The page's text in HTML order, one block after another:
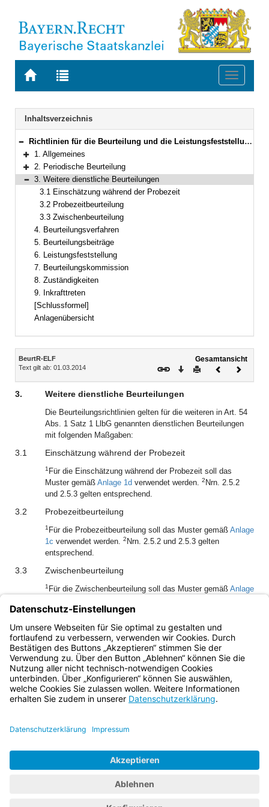
Zur
BAYERN.RECHT
Zur
letzten
Suche
Toggle
Navigation
Inhaltsverzeichnis
Bereich reduzieren
Richtlinien für die Beurteilung und die Leistungsfeststellung der Beamtinnen und Beamten im Geschäftsbereich des Bayerischen Staatsministeriums für Ernährung, Landwirtschaft und Forsten
Bereich erweitern
1. Allgemeines
Bereich erweitern
2. Periodische Beurteilung
Bereich reduzieren
3. Weitere dienstliche Beurteilungen
3.1 Einschätzung während der Probezeit
3.2 Probezeitbeurteilung
3.3 Zwischenbeurteilung
4. Beurteilungsverfahren
5. Beurteilungsbeiträge
6. Leistungsfeststellung
7. Beurteilungskommission
8. Zuständigkeiten
9. Inkrafttreten
[Schlussformel]
Anlagenübersicht
Inhalt
BeurtR-ELF
Text gilt ab: 01.03.2014
Gesamtansicht
Download
DruckenVorheriges
3. Weitere dienstliche Beurteilungen
Die Beurteilungsrichtlinien gelten für die weiteren in Art. 54
Abs. 1 Satz 1 LlbG genannten dienstlichen Beurteilungen
mit folgenden Maßgaben:
3.1 Einschätzung während der Probezeit
1 Für die Einschätzung während der Probezeit soll das
Muster gemäß Anlage 1d verwendet werden. 2 Nrn. 2.5.2
und 2.5.3 gelten entsprechend.
3.2 Probezeitbeurteilung
1 Für die Probezeitbeurteilung soll das Muster gemäß Anlage
1c verwendet werden. 2 Nrn. 2.5.2 und 2.5.3 gelten
entsprechend.
3.3 Zwischenbeurteilung
1 Für die Zwischenbeurteilung soll das Muster gemäß Anlage
gegenüber der letzten periodischen Beurteilung wird das
Muster gemäß Anlage 1a verwendet.
Bayern.de
BayernPortal
Impressum